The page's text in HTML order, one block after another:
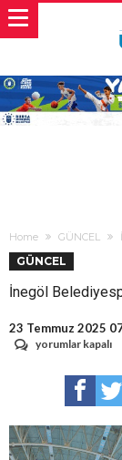
Home GÜNCEL
GÜNCEL
İnegöl
23 Temmuz 2025
İnegöl
Başarıya
Doymuyor
yorumlar kapalı